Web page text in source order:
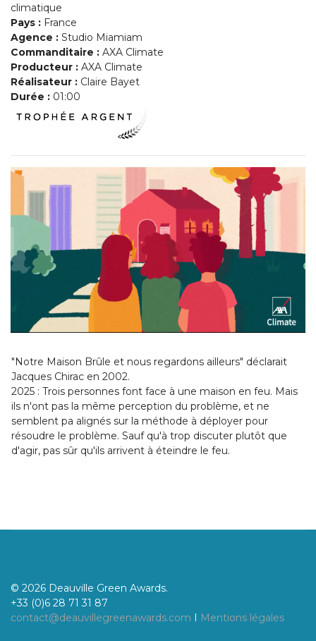
climatique
Pays : France
Agence : Studio Miamiam
Commanditaire : AXA Climate
Producteur : AXA Climate
Réalisateur : Claire Bayet
Durée : 01:00
"Notre Maison Brûle et nous regardons ailleurs" déclarait
Jacques Chirac en 2002.
2025 : Trois personnes font face à une maison en feu. Mais
ils n'ont pas la même perception du problème, et ne
semblent pa alignés sur la méthode à déployer pour
résoudre le problème. Sauf qu'à trop discuter plutôt que
d'agir, pas sûr qu'ils arrivent à éteindre le feu.
© 2026 Deauville Green Awards.
+33 (0)6 28 71 31 87
contact@deauvillegreenawards.com I Mentions légales